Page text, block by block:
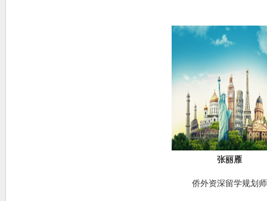
张丽雁
侨外资深留学规划师